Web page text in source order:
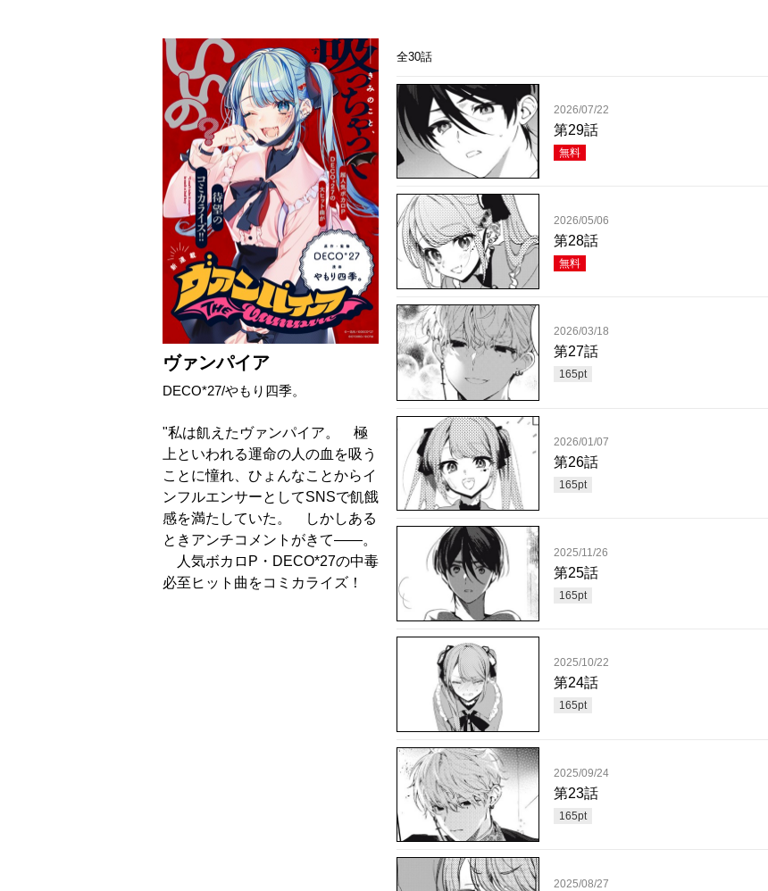
ヴァンパイア
DECO*27/やもり四季。
"私は飢えたヴァンパイア。 極
上といわれる運命の人の血を吸う
ことに憧れ、ひょんなことからイ
ンフルエンサーとしてSNSで飢餓
感を満たしていた。 しかしある
ときアンチコメントがきて――。
人気ボカロP・DECO*27の中毒
必至ヒット曲をコミカライズ！
全30話
2026/07/22
第29話
無料
2026/05/06
第28話
無料
2026/03/18
第27話
165pt
2026/01/07
第26話
165pt
2025/11/26
第25話
165pt
2025/10/22
第24話
165pt
2025/09/24
第23話
165pt
2025/08/27